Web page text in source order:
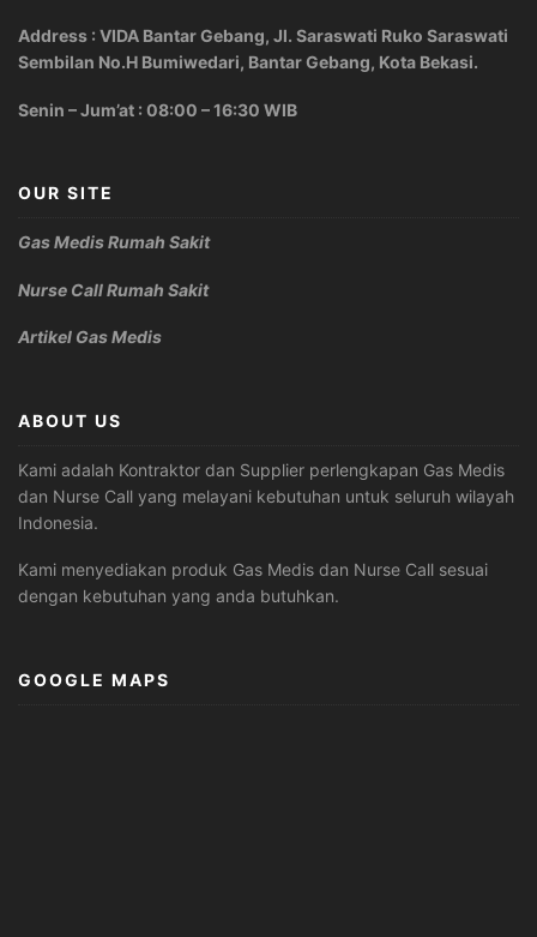
Address : VIDA Bantar Gebang, Jl. Saraswati Ruko Saraswati
Sembilan No.H Bumiwedari, Bantar Gebang, Kota Bekasi.
Senin – Jum’at : 08:00 – 16:30 WIB
OUR SITE
Gas Medis Rumah Sakit
Nurse Call Rumah Sakit
Artikel Gas Medis
ABOUT US
Kami adalah Kontraktor dan Supplier perlengkapan Gas Medis
dan Nurse Call yang melayani kebutuhan untuk seluruh wilayah
Indonesia.
Kami menyediakan produk Gas Medis dan Nurse Call sesuai
dengan kebutuhan yang anda butuhkan.
GOOGLE MAPS